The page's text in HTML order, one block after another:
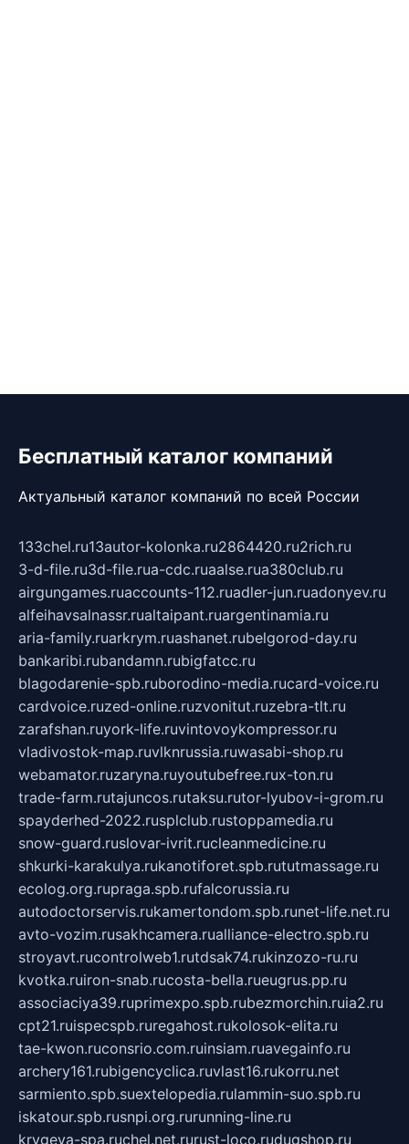
Бесплатный каталог компаний
Актуальный каталог компаний по всей России
133chel.ru13autor-kolonka.ru2864420.ru2rich.ru
3-d-file.ru3d-file.rua-cdc.ruaalse.rua380club.ru
airgungames.ruaccounts-112.ruadler-jun.ruadonyev.ru
alfeihavsalnassr.rualtaipant.ruargentinamia.ru
aria-family.ruarkrym.ruashanet.rubelgorod-day.ru
bankaribi.rubandamn.rubigfatcc.ru
blagodarenie-spb.ruborodino-media.rucard-voice.ru
cardvoice.ruzed-online.ruzvonitut.ruzebra-tlt.ru
zarafshan.ruyork-life.ruvintovoykompressor.ru
vladivostok-map.ruvlknrussia.ruwasabi-shop.ru
webamator.ruzaryna.ruyoutubefree.rux-ton.ru
trade-farm.rutajuncos.rutaksu.rutor-lyubov-i-grom.ru
spayderhed-2022.rusplclub.rustoppamedia.ru
snow-guard.ruslovar-ivrit.rucleanmedicine.ru
shkurki-karakulya.rukanotiforet.spb.rututmassage.ru
ecolog.org.rupraga.spb.rufalcorussia.ru
autodoctorservis.rukamertondom.spb.runet-life.net.ru
avto-vozim.rusakhcamera.rualliance-electro.spb.ru
stroyavt.rucontrolweb1.rutdsak74.rukinzozo-ru.ru
kvotka.ruiron-snab.rucosta-bella.rueugrus.pp.ru
associaciya39.ruprimexpo.spb.rubezmorchin.ruia2.ru
cpt21.ruispecspb.ruregahost.rukolosok-elita.ru
tae-kwon.ruconsrio.com.ruinsiam.ruavegainfo.ru
archery161.rubigencyclica.ruvlast16.rukorru.net
sarmiento.spb.suextelopedia.rulammin-suo.spb.ru
iskatour.spb.rusnpi.org.rurunning-line.ru
krygeva-spa.ruchel.net.rurust-loco.rudugshop.ru